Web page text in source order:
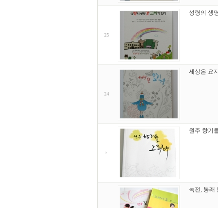
25
성령의 생
24
세상은 요
원주 향기
녹전, 봉래